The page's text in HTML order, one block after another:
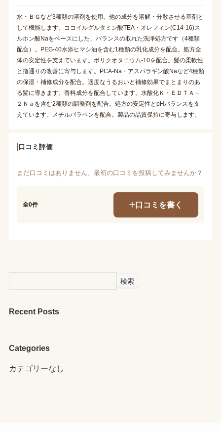
水・ＢＧなど3種類の溶剤を使用。他の成分を溶解・分散させる基剤と
して機能します。ココイルグルタミン酸TEA・オレフィン(C14-16)ス
ルホン酸Naをベースにした、バランスの取れた洗浄処方です（4種類
配合）。PEG-40水添ヒマシ油を含む1種類の乳化成分を配合。処方全
体の安定性を支えています。ポリクオタニウム-10を配合。髪の柔軟性
と指通りの改善に寄与します。PCA-Na・アスパラギン酸Naなど4種類
の保湿・補修成分を配合。適度なうるおいと補修効果でまとまりのあ
る髪に導きます。香料成分を配合しています。水酸化Ｋ・ＥＤＴＡ－
２Ｎａを含む2種類の調整剤を配合。処方の安定性とpHバランスを支
えています。メチルパラベンを配合。製品の品質保持に寄与します。
口コミ評価
まだ口コミはありません。最初の口コミを投稿してみませんか？
全0件 口コミを書く
検索
Recent Posts
Categories
カテゴリーなし